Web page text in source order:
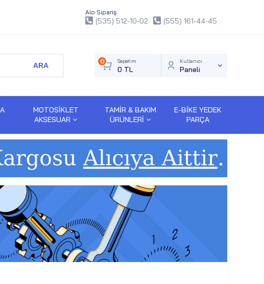
Alo Sipariş
(535) 512-10-02 (555) 161-44-45
ARA
Sepetim
0 TL
0 Kullanıcı
Paneli
MOTOSİKLET
AKSESUAR
TAMİR & BAKIM
ÜRÜNLERİ
E-BİKE YEDEK
PARÇA